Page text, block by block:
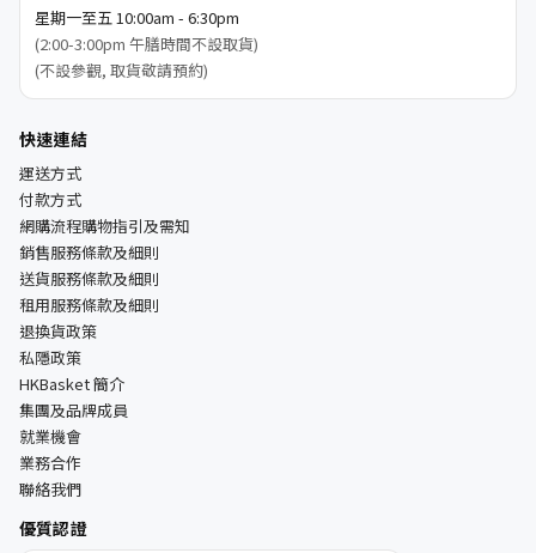
星期一至五 10:00am - 6:30pm
(2:00-3:00pm 午膳時間不設取貨)
(不設參觀, 取貨敬請預約)
快速連結
運送方式
付款方式
網購流程購物指引及需知
銷售服務條款及細則
送貨服務條款及細則
租用服務條款及細則
退換貨政策
私隱政策
HKBasket 簡介
集團及品牌成員
就業機會
業務合作
聯絡我們
優質認證